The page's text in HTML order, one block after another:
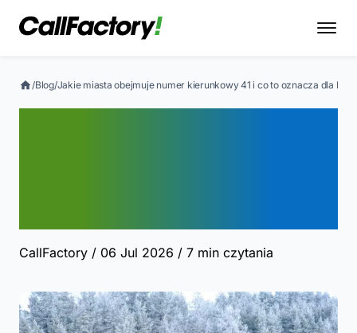
/Blog/Jakie miasta obejmuje numer kierunkowy 41 i co to oznacza dla
CallFactory / 06 Jul 2026 / 7 min czytania